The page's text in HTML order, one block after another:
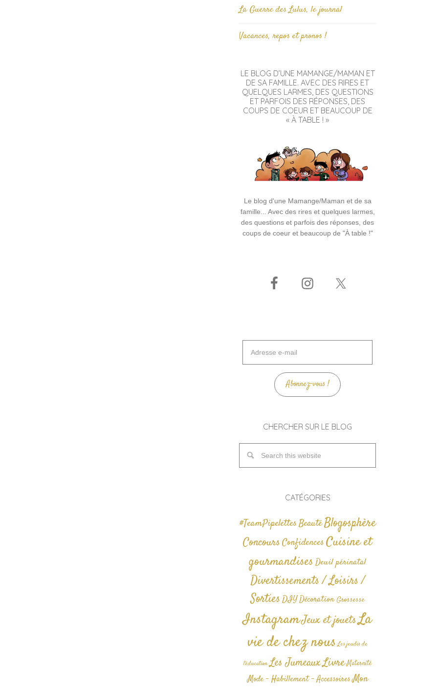
La Guerre des Lulus, le journal
Vacances, repos et pronos !
LE BLOG D’UNE MAMANGE/MAMAN ET
DE SA FAMILLE. AVEC DES RIRES ET
QUELQUES LARMES, DES QUESTIONS
ET PARFOIS DES RÉPONSES, DES
COUPS DE COEUR ET BEAUCOUP DE
« À TABLE ! »
Le blog d'une Mamange/Maman et de sa
famille... Avec des rires et quelques larmes,
des questions et parfois des réponses, des
coups de coeur et beaucoup de "À table !"
mail
Abonnez-vous !
CHERCHER SUR LE BLOG
CATÉGORIES
#TeamPipelettesBeautéBlogosphère
ConcoursConfidences Cuisine et
gourmandises Deuil périnatal
Divertissements / Loisirs /
SortiesDIYDécoration Grossesse
InstagramJeux et jouetsLa
vie de chez nous Les jeudis de
l'éducation Les JumeauxLivre Maternité
Mode - Habillement - AccessoiresMon